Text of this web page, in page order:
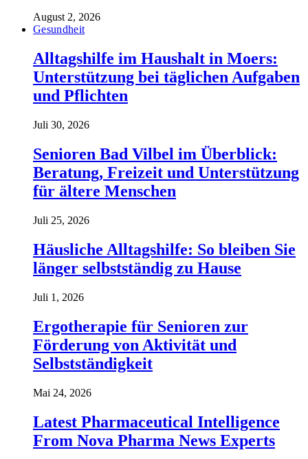
August 2, 2026
Gesundheit
Alltagshilfe im Haushalt in Moers:
Unterstützung bei täglichen Aufgaben
und Pflichten
Juli 30, 2026
Senioren Bad Vilbel im Überblick:
Beratung, Freizeit und Unterstützung
für ältere Menschen
Juli 25, 2026
Häusliche Alltagshilfe: So bleiben Sie
länger selbstständig zu Hause
Juli 1, 2026
Ergotherapie für Senioren zur
Förderung von Aktivität und
Selbstständigkeit
Mai 24, 2026
Latest Pharmaceutical Intelligence
From Nova Pharma News Experts